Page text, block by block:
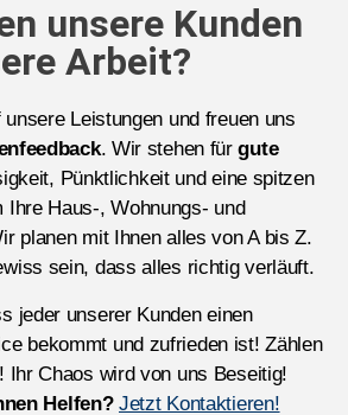
unsere Kunden
Arbeit?
Leistungen und freuen uns
. Wir stehen fürgute
Pünktlichkeit und eine spitzen
Ihre Haus-, Wohnungs- und
planen mit Ihnen alles von A bis Z.
sein, dass alles richtig verläuft.
jeder unserer Kunden einen
bekommt und zufrieden ist! Zählen
Ihr Chaos wird von uns Beseitig!
Helfen? Jetzt Kontaktieren!